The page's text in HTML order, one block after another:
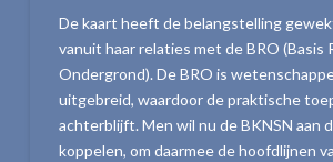
De kaart heeft de belangstelling
vanuit haar relaties met de BRO (Basis
Ondergrond). De BRO is
uitgebreid, waardoor de praktische
achterblijft. Men wil nu de BKNSN aan
koppelen, om daarmee de hoofdlijnen